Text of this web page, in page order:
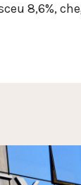
8,6%,